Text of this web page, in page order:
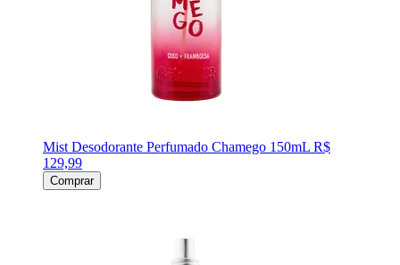
Mist Desodorante Perfumado Chamego 150mL R$
129,99
Comprar